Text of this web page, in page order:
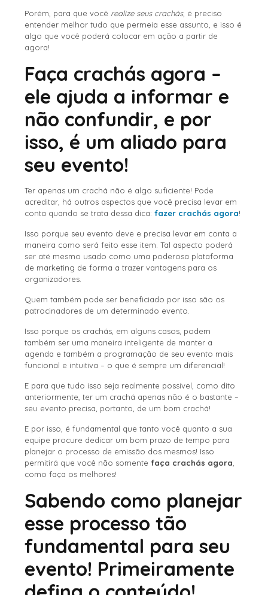
Porém, para que você realize seus crachás, é preciso
entender melhor tudo que permeia esse assunto, e isso é
algo que você poderá colocar em ação a partir de
agora!
Faça crachás agora –
ele ajuda a informar e
não confundir, e por
isso, é um aliado para
seu evento!
Ter apenas um crachá não é algo suficiente! Pode
acreditar, há outros aspectos que você precisa levar em
conta quando se trata dessa dica: fazer crachás agora!
Isso porque seu evento deve e precisa levar em conta a
maneira como será feito esse item. Tal aspecto poderá
ser até mesmo usado como uma poderosa plataforma
de marketing de forma a trazer vantagens para os
organizadores.
Quem também pode ser beneficiado por isso são os
patrocinadores de um determinado evento.
Isso porque os crachás, em alguns casos, podem
também ser uma maneira inteligente de manter a
agenda e também a programação de seu evento mais
funcional e intuitiva – o que é sempre um diferencial!
E para que tudo isso seja realmente possível, como dito
anteriormente, ter um crachá apenas não é o bastante –
seu evento precisa, portanto, de um bom crachá!
E por isso, é fundamental que tanto você quanto a sua
equipe procure dedicar um bom prazo de tempo para
planejar o processo de emissão dos mesmos! Isso
permitirá que você não somente faça crachás agora
como faça os melhores!
Sabendo como planejar
esse processo tão
fundamental para seu
evento! Primeiramente